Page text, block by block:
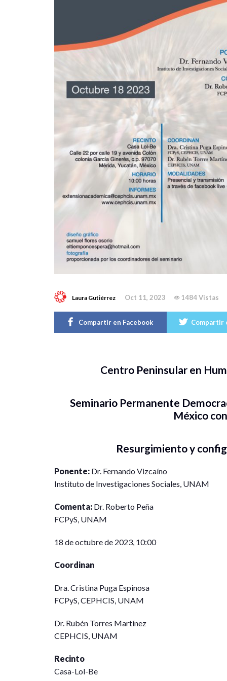
Laura Gutiérrez Oct 11, 2023 1484 Vistas
Compartir en Facebook Compartir
Centro Peninsular en
Seminario Permanente
México
Resurgimiento y
Ponente: Dr. Fernando Vizcaíno
Instituto de Investigaciones Sociales, UNAM
Comenta: Dr. Roberto Peña
FCPyS, UNAM
18 de octubre de 2023, 10:00
Coordinan
Dra. Cristina Puga Espinosa
FCPyS, CEPHCIS, UNAM
Dr. Rubén Torres Martínez
CEPHCIS, UNAM
Recinto
Casa-Lol-Be